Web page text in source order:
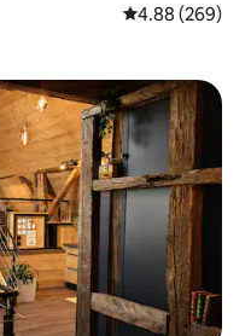
Ukadiriaji wa
4.88 (269)